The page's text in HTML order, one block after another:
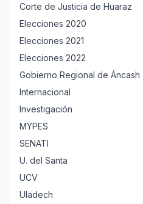
Corte de Justicia de Huaraz
Elecciones 2020
Elecciones 2021
Elecciones 2022
Gobierno Regional de Áncash
Internacional
Investigación
MYPES
SENATI
U. del Santa
UCV
Uladech